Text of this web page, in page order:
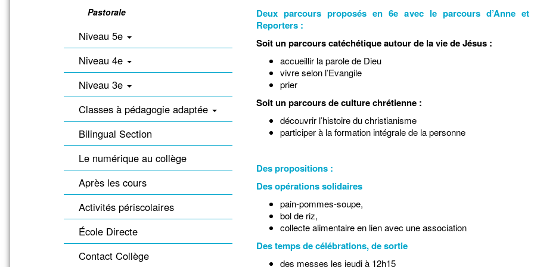
Pastorale
Niveau 5e
Niveau 4e
Niveau 3e
Classes à pédagogie adaptée
Bilingual Section
Le numérique au collège
Après les cours
Activités périscolaires
École Directe
Contact Collège
Deux parcours proposés en 6e avec le parcours d’Anne et
Reporters :
Soit un parcours catéchétique autour de la vie de Jésus :
accueillir la parole de Dieu
vivre selon l’Evangile
prier
Soit un parcours de culture chrétienne :
découvrir l’histoire du christianisme
participer à la formation intégrale de la personne
Des propositions :
Des opérations solidaires
pain-pommes-soupe,
bol de riz,
collecte alimentaire en lien avec une association
Des temps de célébrations, de sortie
des messes les jeudi à 12h15